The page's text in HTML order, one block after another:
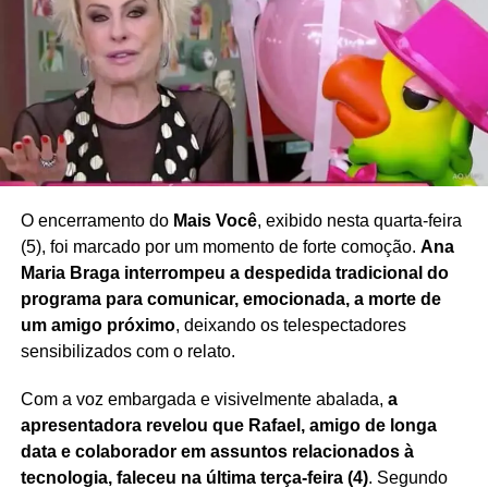
sociedade que valorize a diversidade e reduza a pressão
estética sobre mulheres de diferentes idades e perfis.
Redação Saiba+
O encerramento do Mais Você, exibido nesta quarta-feira
(5), foi marcado por um momento de forte comoção. Ana
Maria Braga interrompeu a despedida tradicional do
programa para comunicar, emocionada, a morte de
um amigo próximo, deixando os telespectadores
sensibilizados com o relato.
Com a voz embargada e visivelmente abalada, a
apresentadora revelou que Rafael, amigo de longa
data e colaborador em assuntos relacionados à
tecnologia, faleceu na última terça-feira (4). Segundo